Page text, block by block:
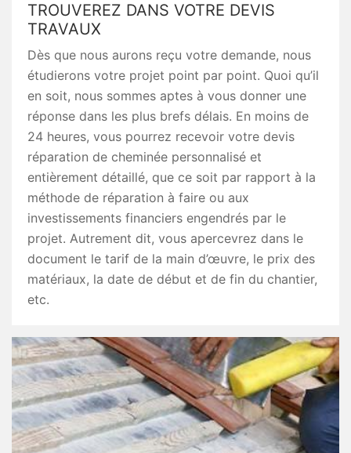
TROUVEREZ DANS VOTRE DEVIS
TRAVAUX
Dès que nous aurons reçu votre demande, nous
étudierons votre projet point par point. Quoi qu’il
en soit, nous sommes aptes à vous donner une
réponse dans les plus brefs délais. En moins de
24 heures, vous pourrez recevoir votre devis
réparation de cheminée personnalisé et
entièrement détaillé, que ce soit par rapport à la
méthode de réparation à faire ou aux
investissements financiers engendrés par le
projet. Autrement dit, vous apercevrez dans le
document le tarif de la main d’œuvre, le prix des
matériaux, la date de début et de fin du chantier,
etc.